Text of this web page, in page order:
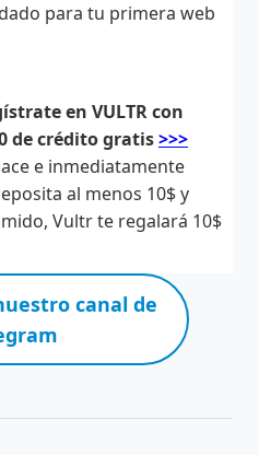
para tu primera web
en VULTR con
de crédito gratis>>>
e inmediatamente
al menos 10$ y
Vultr te regalará 10$
canal de